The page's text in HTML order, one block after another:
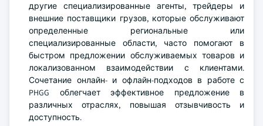
другие специализированные агенты, трейдеры и
внешние поставщики грузов, которые обслуживают
определенные региональные или
специализированные области, часто помогают в
быстром предложении обслуживаемых товаров и
локализованном взаимодействии с клиентами.
Сочетание онлайн- и офлайн-подходов в работе с
PHGG облегчает эффективное предложение в
различных отраслях, повышая отзывчивость и
доступность.